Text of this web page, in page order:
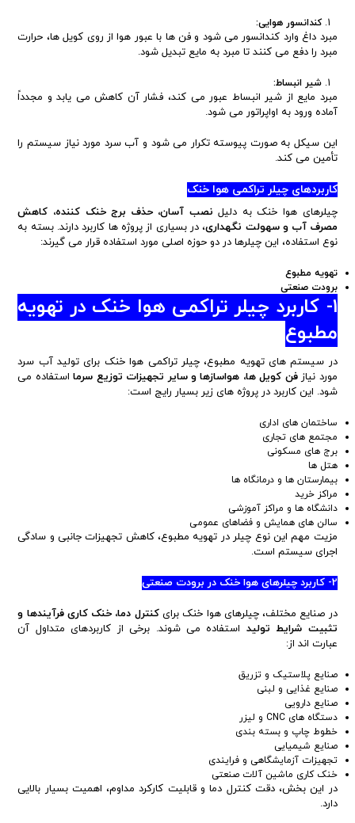
کندانسور هوایی:
مبرد داغ وارد کندانسور می شود و فن ها با عبور هوا از روی کویل ها، حرارت
مبرد را دفع می کنند تا مبرد به مایع تبدیل شود.
شیر انبساط:
مبرد مایع از شیر انبساط عبور می کند، فشار آن کاهش می یابد و مجدداً
آماده ورود به اواپراتور می شود.
این سیکل به صورت پیوسته تکرار می شود و آب سرد مورد نیاز سیستم را
تأمین می کند.
کاربردهای چیلر تراکمی هوا خنک
چیلرهای هوا خنک به دلیل نصب آسان، حذف برج خنک کننده، کاهش
مصرف آب و سهولت نگهداری، در بسیاری از پروژه ها کاربرد دارند. بسته به
نوع استفاده، این چیلرها در دو حوزه اصلی مورد استفاده قرار می گیرند:
تهویه مطبوع
برودت صنعتی
1- کاربرد چیلر تراکمی هوا خنک در تهویه
مطبوع
در سیستم های تهویه مطبوع، چیلر تراکمی هوا خنک برای تولید آب سرد
مورد نیازفن کویل ها، هواسازها و سایر تجهیزات توزیع سرمااستفاده می
شود. این کاربرد در پروژه های زیر بسیار رایج است:
ساختمان های اداری
مجتمع های تجاری
برج های مسکونی
هتل ها
بیمارستان ها و درمانگاه ها
مراکز خرید
دانشگاه ها و مراکز آموزشی
سالن های همایش و فضاهای عمومی
مزیت مهم این نوع چیلر در تهویه مطبوع، کاهش تجهیزات جانبی و سادگی
اجرای سیستم است.
2- کاربرد چیلرهای هوا خنک در برودت صنعتی
در صنایع مختلف، چیلرهای هوا خنک برایکنترل دما، خنک کاری فرآیندها و
تثبیت شرایط تولید استفاده می شوند. برخی از کاربردهای متداول آن
عبارت اند از:
صنایع پلاستیک و تزریق
صنایع غذایی و لبنی
صنایع دارویی
دستگاه های CNC و لیزر
خطوط چاپ و بسته بندی
صنایع شیمیایی
تجهیزات آزمایشگاهی و فرایندی
خنک کاری ماشین آلات صنعتی
در این بخش، دقت کنترل دما و قابلیت کارکرد مداوم، اهمیت بسیار بالایی
دارد.